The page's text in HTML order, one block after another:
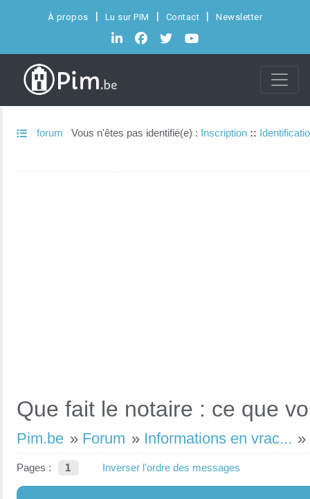
À propos Lu sur PIM Contact Newsletter
forum Vous n'êtes pas identifié(e) : Inscription ::
Que fait le notaire : ce que
Pim.be » Forum » Informations en vrac... »
Pages : 1 Inverser l'ordre des messages